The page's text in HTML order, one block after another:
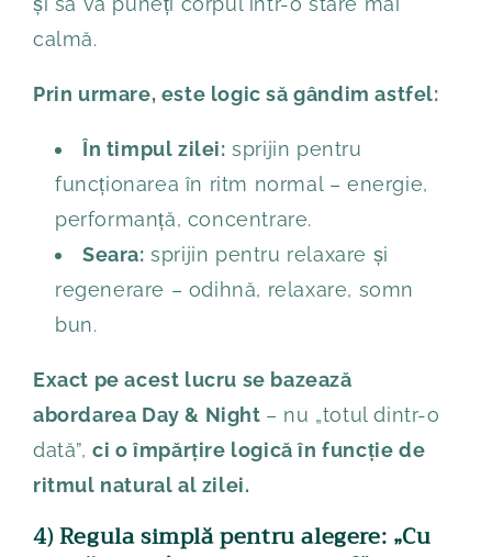
calmă.
Prin urmare, este logic să gândim astfel:
În timpul zilei: sprijin pentru
funcționarea în ritm normal – energie,
performanță, concentrare.
Seara: sprijin pentru relaxare și
regenerare – odihnă, relaxare, somn
bun.
Exact pe acest lucru se bazează
abordarea Day & Night – nu „totul dintr-o
dată”,ci o împărțire logică în funcție de
ritmul natural al zilei.
4) Regula simplă pentru alegere: „Cu